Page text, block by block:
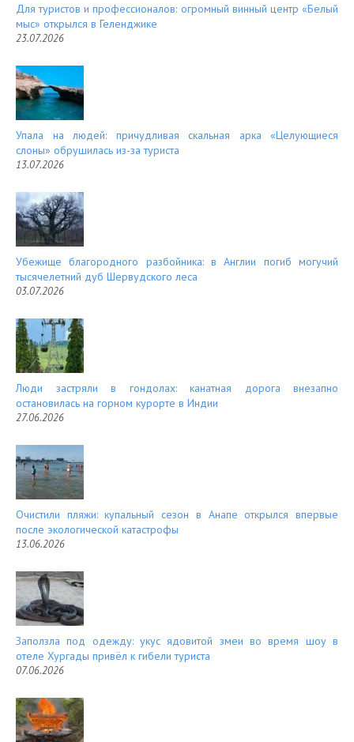
Для туристов и профессионалов: огромный винный центр «Белый
мыс» открылся в Геленджике
23.07.2026
Упала на людей: причудливая скальная арка «Целующиеся
слоны» обрушилась из-за туриста
13.07.2026
Убежище благородного разбойника: в Англии погиб могучий
тысячелетний дуб Шервудского леса
03.07.2026
Люди застряли в гондолах: канатная дорога внезапно
остановилась на горном курорте в Индии
27.06.2026
Очистили пляжи: купальный сезон в Анапе открылся впервые
после экологической катастрофы
13.06.2026
Заползла под одежду: укус ядовитой змеи во время шоу в
отеле Хургады привёл к гибели туриста
07.06.2026